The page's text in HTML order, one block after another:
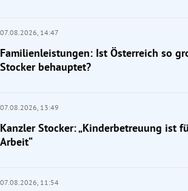
07.08.2026, 14:47
Familienleistungen: Ist Österreich so
Stocker behauptet?
07.08.2026, 13:49
Kanzler Stocker: „Kinderbetreuung ist
Arbeit“
07.08.2026, 11:54